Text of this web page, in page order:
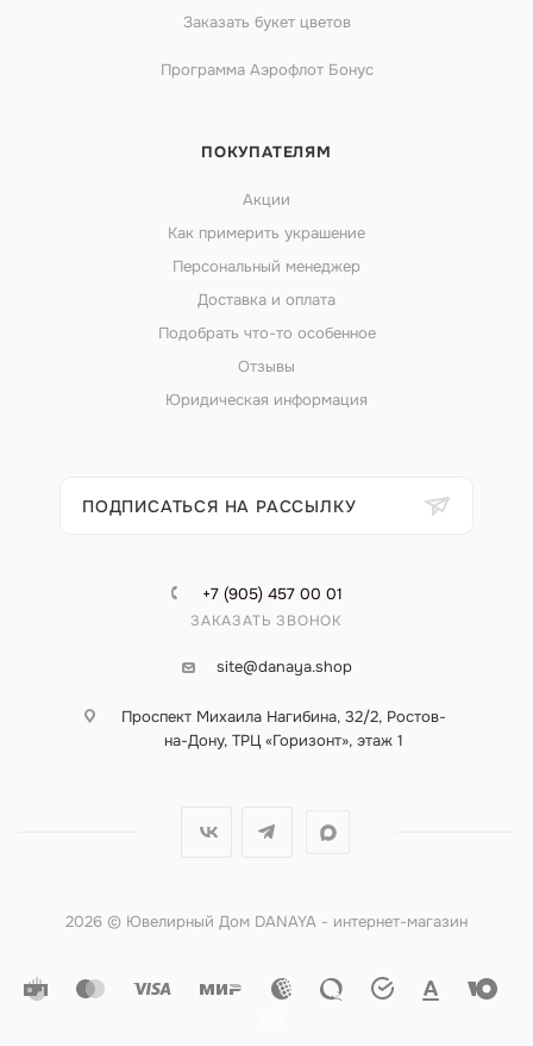
Заказать букет цветов
Программа Аэрофлот Бонус
ПОКУПАТЕЛЯМ
Акции
Как примерить украшение
Персональный менеджер
Доставка и оплата
Подобрать что-то особенное
Отзывы
Юридическая информация
ПОДПИСАТЬСЯ НА РАССЫЛКУ
+7 (905) 457 00 01
ЗАКАЗАТЬ ЗВОНОК
site@danaya.shop
Проспект Михаила Нагибина, 32/2, Ростов-
на-Дону, ТРЦ «Горизонт», этаж 1
2026 © Ювелирный Дом DANAYA - интернет-магазин